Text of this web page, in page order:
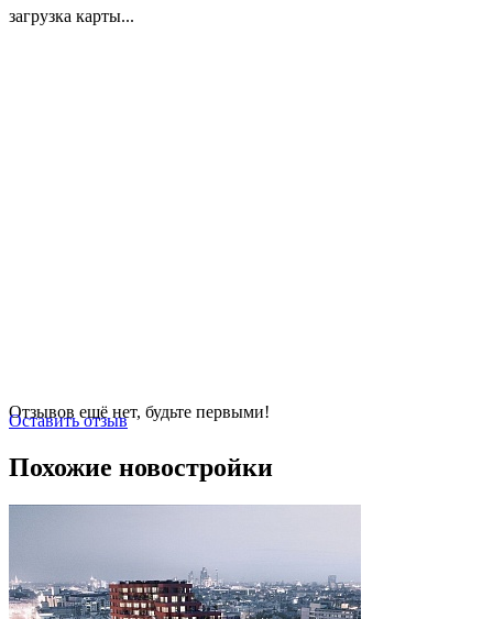
загрузка карты...
Отзывов ещё нет, будьте первыми!
Оставить отзыв
Похожие новостройки